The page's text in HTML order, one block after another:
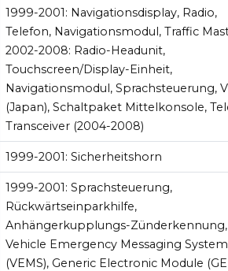
1999-2001: Navigationsdisplay, Radio,
Telefon, Navigationsmodul, Traffic
2002-2008: Radio-Headunit,
Touchscreen/Display-Einheit,
Navigationsmodul, Sprachsteuerung,
(Japan), Schaltpaket Mittelkonsole,
Transceiver (2004-2008)
1999-2001: Sicherheitshorn
1999-2001: Sprachsteuerung,
Rückwärtseinparkhilfe,
Anhängerkupplungs-Zünderkennung,
Vehicle Emergency Messaging System
(VEMS), Generic Electronic Module